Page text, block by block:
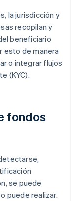
la jurisdicción y
recopilan y
beneficiario
esto de manera
o integrar flujos
(KYC).
fondos
se puede
puede realizar.